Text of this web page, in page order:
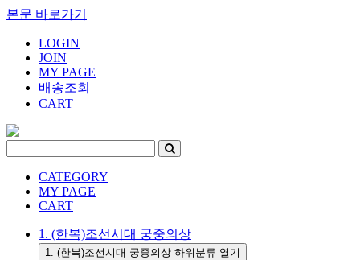
본문 바로가기
LOGIN
JOIN
MY PAGE
배송조회
CART
CATEGORY
MY PAGE
CART
1. (한복)조선시대 궁중의상
1. (한복)조선시대 궁중의상 하위분류 열기